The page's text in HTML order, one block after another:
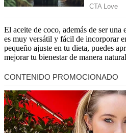
El aceite de coco, además de ser una
es muy versátil y fácil de incorporar
pequeño ajuste en tu dieta, puedes
mejorar tu bienestar de manera